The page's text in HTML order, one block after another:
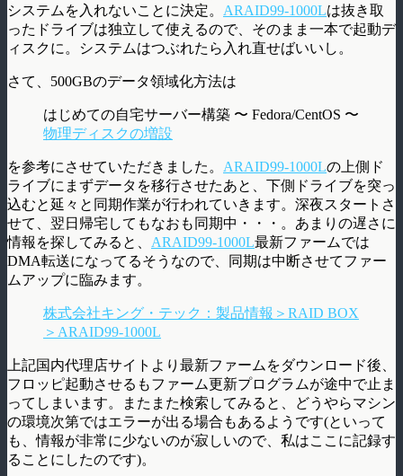
システムを入れないことに決定。 ARAID99-1000Lは抜き取
ったドライブは独立して使えるので、そのまま一本で起動デ
ィスクに。システムはつぶれたら入れ直せばいいし。
さて、500GBのデータ領域化方法は
はじめての自宅サーバー構築 〜 Fedora/CentOS 〜
物理ディスクの増設
を参考にさせていただきました。 ARAID99-1000Lの上側ド
ライブにまずデータを移行させたあと、下側ドライブを突っ
込むと延々と同期作業が行われていきます。深夜スタートさ
せて、翌日帰宅してもなおも同期中・・・。あまりの遅さに
情報を探してみると、 ARAID99-1000L最新ファームでは
DMA転送になってるそうなので、同期は中断させてファー
ムアップに臨みます。
株式会社キング・テック：製品情報＞RAID BOX
＞ARAID99-1000L
上記国内代理店サイトより最新ファームをダウンロード後、
フロッピ起動させるもファーム更新プログラムが途中で止ま
ってしまいます。またまた検索してみると、どうやらマシン
の環境次第ではエラーが出る場合もあるようです(といって
も、情報が非常に少ないのが寂しいので、私はここに記録す
ることにしたのです)。